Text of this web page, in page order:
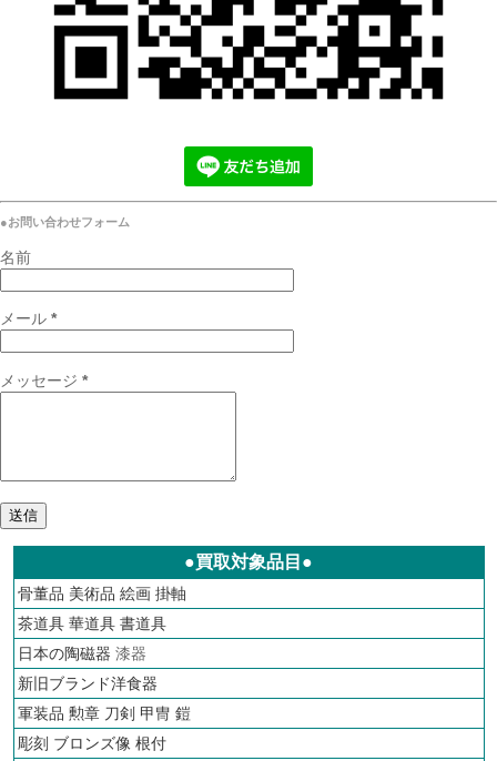
●お問い合わせフォーム
名前
メール *
メッセージ *
●買取対象品目●
骨董品 美術品 絵画 掛軸
茶道具 華道具 書道具
日本の陶磁器 漆器
新旧ブランド洋食器
軍装品 勲章 刀剣 甲冑 鎧
彫刻 ブロンズ像 根付